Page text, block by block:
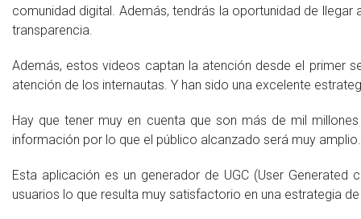
comunidad digital. Además, tendrás la oportunidad de
transparencia.
Además, estos videos captan la atención desde el primer
atención de los internautas. Y han sido una excelente
Hay que tener muy en cuenta que son más de mil
información por lo que el público alcanzado será muy amplio.
Esta aplicación es un generador de UGC (User
usuarios lo que resulta muy satisfactorio en una estrategia